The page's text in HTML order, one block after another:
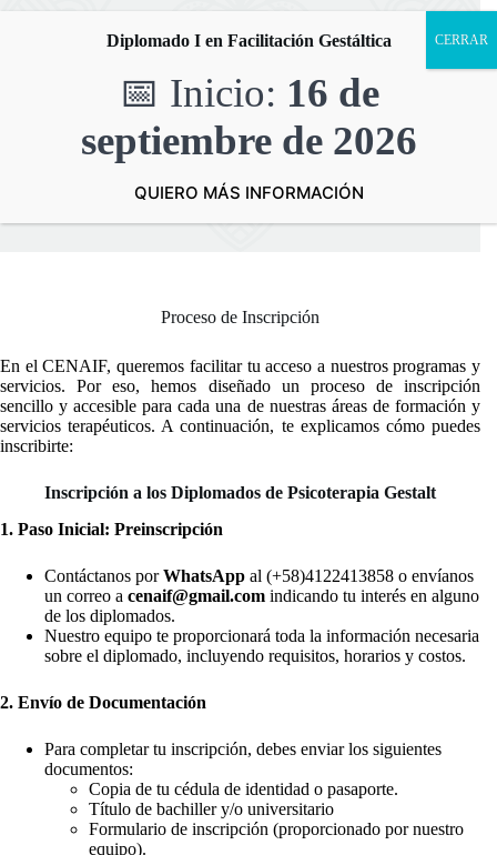
Saltar
Administración
Inicio Administración
Proceso de Inscripción
En el CENAIF, queremos facilitar tu acceso a nuestros programas y
servicios. Por eso, hemos diseñado un proceso de inscripción
sencillo y accesible para cada una de nuestras áreas de formación y
servicios terapéuticos. A continuación, te explicamos cómo puedes
inscribirte:
Inscripción a los Diplomados de Psicoterapia Gestalt
1. Paso Inicial: Preinscripción
Contáctanos porWhatsApp al (+58)4122413858 o envíanos
un correo a cenaif@gmail.com indicando tu interés en alguno
de los diplomados.
Nuestro equipo te proporcionará toda la información necesaria
sobre el diplomado, incluyendo requisitos, horarios y costos.
2. Envío de Documentación
Para completar tu inscripción, debes enviar los siguientes
documentos:
Copia de tu cédula de identidad o pasaporte.
Título de bachiller y/o universitario
Formulario de inscripción (proporcionado por nuestro
equipo).
Diplomado I en Facilitación Gestáltica
📅 Inicio: 16 de
septiembre de 2026
QUIERO MÁS INFORMACIÓN